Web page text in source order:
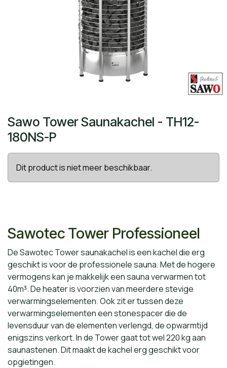
Sawo Tower Saunakachel - TH12-
180NS-P
Dit product is niet meer beschikbaar.
Sawotec Tower Professioneel
De Sawotec Tower saunakachel is een kachel die erg
geschikt is voor de professionele sauna. Met de hogere
vermogens kan je makkelijk een sauna verwarmen tot
40m³. De heater is voorzien van meerdere stevige
verwarmingselementen. Ook zit er tussen deze
verwarmingselementen een stonespacer die de
levensduur van de elementen verlengd, de opwarmtijd
enigszins verkort. In de Tower gaat tot wel 220 kg aan
saunastenen. Dit maakt de kachel erg geschikt voor
opgietingen.